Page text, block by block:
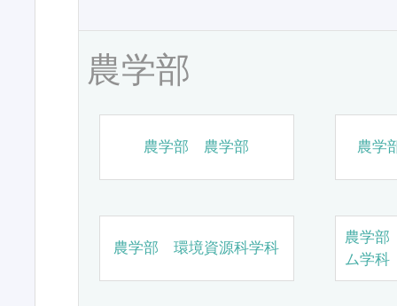
農学部
農学部 農学部 農学
農学部 環境資源科学科
農学
ム学科